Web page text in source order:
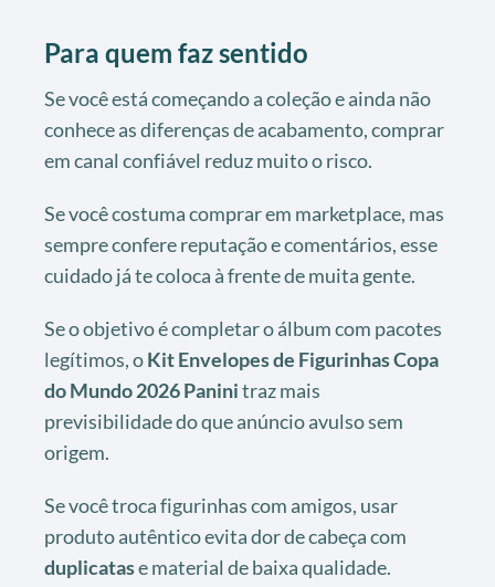
Para quem faz sentido
Se você está começando a coleção e ainda não
conhece as diferenças de acabamento, comprar
em canal confiável reduz muito o risco.
Se você costuma comprar em marketplace, mas
sempre confere reputação e comentários, esse
cuidado já te coloca à frente de muita gente.
Se o objetivo é completar o álbum com pacotes
legítimos, oKit Envelopes de Figurinhas Copa
do Mundo 2026 Paninitraz mais
previsibilidade do que anúncio avulso sem
origem.
Se você troca figurinhas com amigos, usar
produto autêntico evita dor de cabeça com
duplicatase material de baixa qualidade.